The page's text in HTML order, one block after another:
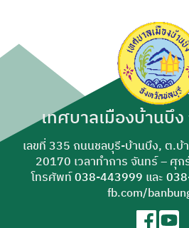
เทศบาลเมืองบ้านบึ
เลขที่ 335 ถนนชลบุรี-บ้านบึง, ต.บ้
20170 เวลาทำการ จันทร์ – ศุ
โทรศัพท์038-443999 และ
fb.com/